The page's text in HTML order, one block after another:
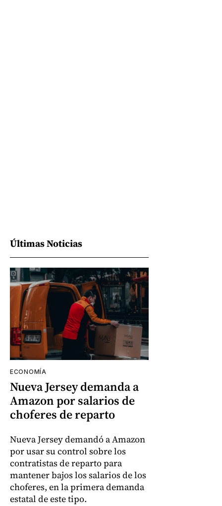
Últimas Noticias
ECONOMÍA
Nueva Jersey demanda a
Amazon por salarios de
choferes de reparto
Nueva Jersey demandó a Amazon
por usar su control sobre los
contratistas de reparto para
mantener bajos los salarios de los
choferes, en la primera demanda
estatal de este tipo.